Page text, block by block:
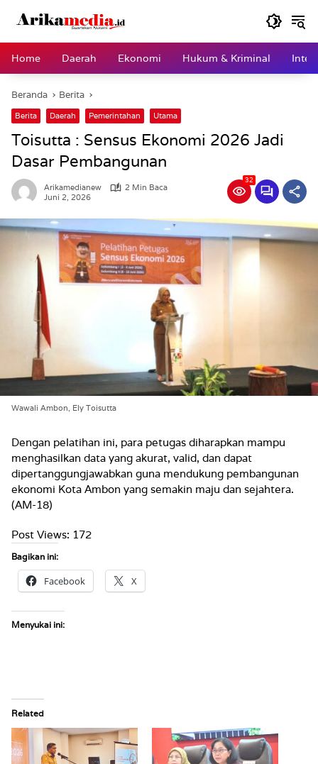
Home
Daerah Ekonomi Hukum & Kriminal
Beranda Berita
Berita Daerah Pemerintahan Utama
Toisutta : Sensus Ekonomi 2026 Jadi
Dasar Pembangunan
Arikamedianew
2 Min Baca
Juni 2, 2026
32
Wawali Ambon, Ely Toisutta
Dengan pelatihan ini, para petugas diharapkan mampu
menghasilkan data yang akurat, valid, dan dapat
dipertanggungjawabkan guna mendukung pembangunan
ekonomi Kota Ambon yang semakin maju dan sejahtera.
(AM-18)
Post Views: 172
Bagikan ini:
Facebook X
Menyukai ini:
Related